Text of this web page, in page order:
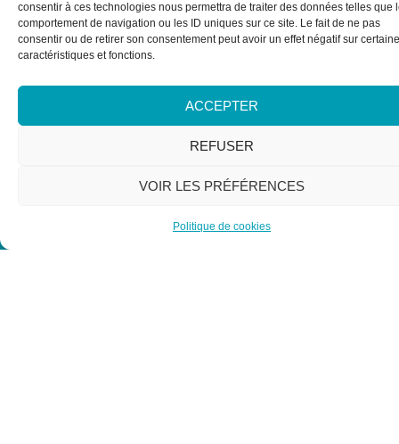
consentir à ces technologies nous permettra de traiter des données telles que
comportement de navigation ou les ID uniques sur ce site. Le fait de ne pas
consentir ou de retirer son consentement peut avoir un effet négatif sur
caractéristiques et fonctions.
ACCEPTER
REFUSER
VOIR LES PRÉFÉRENCES
Politique de cookies
11/17 Rue de l'Amiral Hamelin, 75116 Paris